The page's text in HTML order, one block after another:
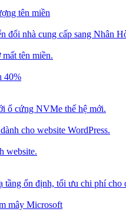
tên miền
đổi nhà cung cấp sang Nhân
tên miền.
40%
ổ cứng NVMe thế hệ mới.
cho website WordPress.
website.
tầng ổn định, tối ưu chi phí cho
mây Microsoft